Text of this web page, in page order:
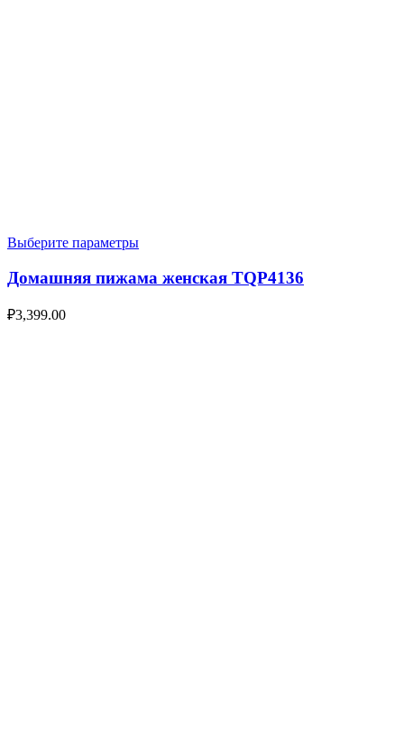
Выберите параметры
Домашняя пижама женская TQP4136
₽3,399.00